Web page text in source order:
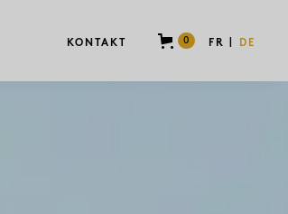
KONTAKT 0 FR DE